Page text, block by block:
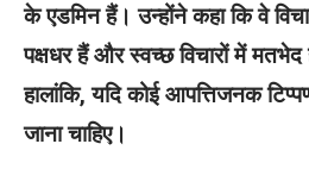
के एडमिन हैं। उन्होंने कहा कि वे
पक्षधर हैं और स्वच्छ विचारों में मतभेद
हालांकि, यदि कोई आपत्तिजनक
जाना चाहिए।